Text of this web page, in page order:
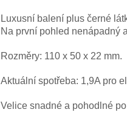
Luxusní balení plus černé
Na první pohled nenápadný
Rozměry: 110 x 50 x 22 mm.
Aktuální spotřeba: 1,9A pro
Velice snadné a pohodlné